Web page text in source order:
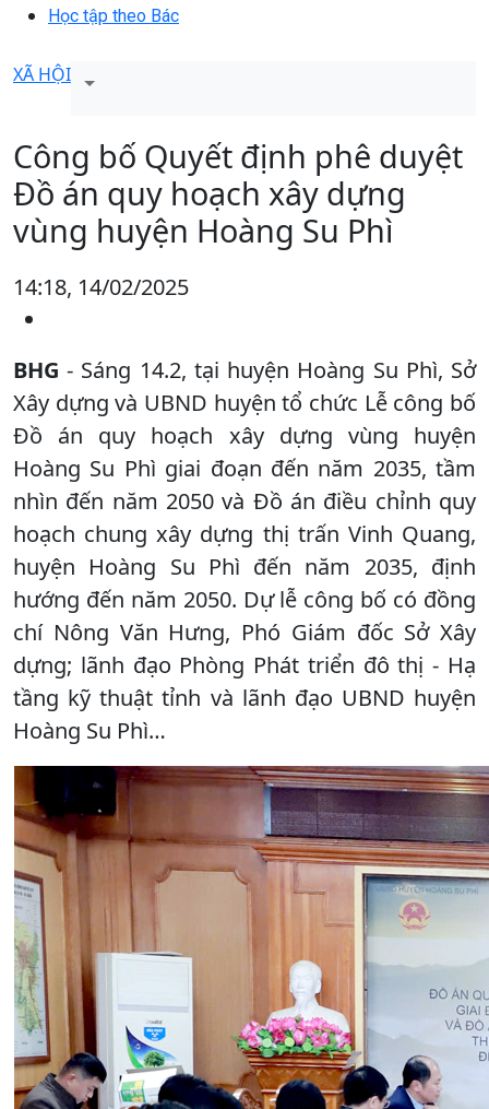
Học tập theo Bác
XÃ HỘI
Công bố Quyết định phê duyệt
Đồ án quy hoạch xây dựng
vùng huyện Hoàng Su Phì
14:18, 14/02/2025
BHG - Sáng 14.2, tại huyện Hoàng Su Phì, Sở
Xây dựng và UBND huyện tổ chức Lễ công bố
Đồ án quy hoạch xây dựng vùng huyện
Hoàng Su Phì giai đoạn đến năm 2035, tầm
nhìn đến năm 2050 và Đồ án điều chỉnh quy
hoạch chung xây dựng thị trấn Vinh Quang,
huyện Hoàng Su Phì đến năm 2035, định
hướng đến năm 2050. Dự lễ công bố có đồng
chí Nông Văn Hưng, Phó Giám đốc Sở Xây
dựng; lãnh đạo Phòng Phát triển đô thị - Hạ
tầng kỹ thuật tỉnh và lãnh đạo UBND huyện
Hoàng Su Phì…